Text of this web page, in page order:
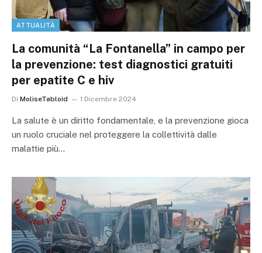
ATTUALITÀ
La comunità “La Fontanella” in campo per
la prevenzione: test diagnostici gratuiti
per epatite C e hiv
Di MoliseTabloid 1 Dicembre 2024
La salute è un diritto fondamentale, e la prevenzione gioca
un ruolo cruciale nel proteggere la collettività dalle
malattie più…